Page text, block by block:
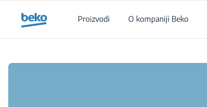
Proizvodi
O kompaniji Beko